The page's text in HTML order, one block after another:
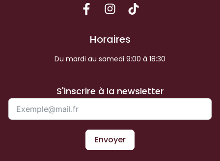
Horaires
Du mardi au samedi 9:00 à 18:30
S'inscrire à la newsletter
Envoyer